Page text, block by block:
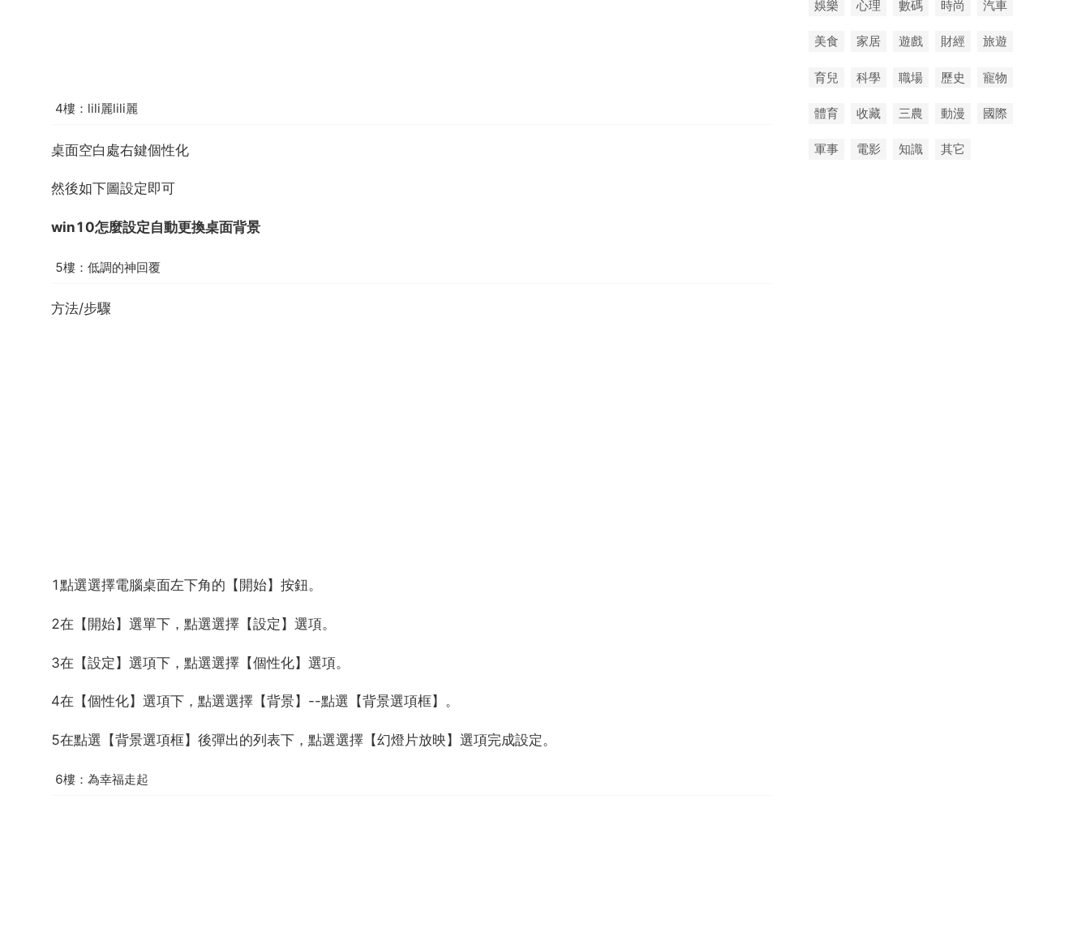
4樓：lili麗lili麗
桌面空白處右鍵個性化
然後如下圖設定即可
win10怎麼設定自動更換桌面背景
5樓：低調的神回覆
方法/步驟
1點選選擇電腦桌面左下角的【開始】按鈕。
2在【開始】選單下，點選選擇【設定】選項。
3在【設定】選項下，點選選擇【個性化】選項。
4在【個性化】選項下，點選選擇【背景】--點選【背景選項框】。
5在點選【背景選項框】後彈出的列表下，點選選擇【幻燈片放映】選項完成設定。
6樓：為幸福走起
娛樂 心理 數碼 時尚 汽車
美食 家居 遊戲 財經 旅遊
育兒 科學 職場 歷史 寵物
體育 收藏 三農 動漫 國際
軍事 電影 知識 其它